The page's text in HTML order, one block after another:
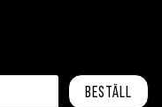
Beställ